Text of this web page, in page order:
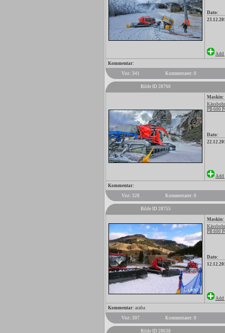
Dato:
Add
Kommentar:
Vist: 341
Kommentarer: 0
Bilde ID 28760
Maskin:
PB 600
Dato:
Add
Kommentar:
Vist: 328
Kommentarer: 0
Bilde ID 28755
Maskin:
PB 600
Dato:
Add
Kommentar: araba
Vist: 307
Kommentarer: 0
Bilde ID 28638